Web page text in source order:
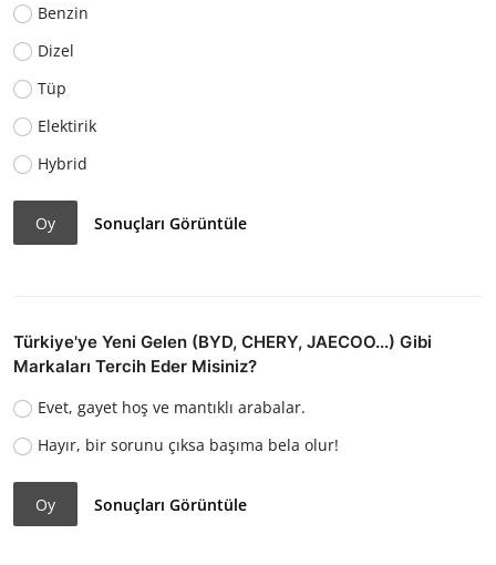
Benzin
Dizel
Tüp
Elektirik
Hybrid
Oy Sonuçları Görüntüle
Türkiye'ye Yeni Gelen (BYD, CHERY, JAECOO...) Gibi
Markaları Tercih Eder Misiniz?
Evet, gayet hoş ve mantıklı arabalar.
Hayır, bir sorunu çıksa başıma bela olur!
Oy Sonuçları Görüntüle